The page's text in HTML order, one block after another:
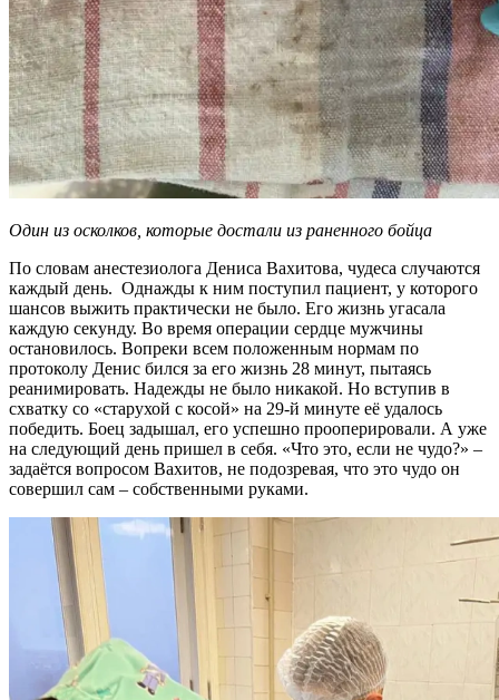
Один из осколков, которые достали из раненного бойца
По словам анестезиолога Дениса Вахитова, чудеса случаются
каждый день. Однажды к ним поступил пациент, у которого
шансов выжить практически не было. Его жизнь угасала
каждую секунду. Во время операции сердце мужчины
остановилось. Вопреки всем положенным нормам по
протоколу Денис бился за его жизнь 28 минут, пытаясь
реанимировать. Надежды не было никакой. Но вступив в
схватку со «старухой с косой» на 29-й минуте её удалось
победить. Боец задышал, его успешно прооперировали. А уже
на следующий день пришел в себя. «Что это, если не чудо?» –
задаётся вопросом Вахитов, не подозревая, что это чудо он
совершил сам – собственными руками.